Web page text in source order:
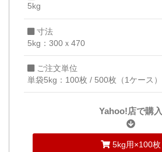
5kg
寸法
5kg：300ｘ470
ご注文単位
単袋5kg：100枚 / 500枚（1ケース）
Yahoo!店で購入
5kg用×100枚